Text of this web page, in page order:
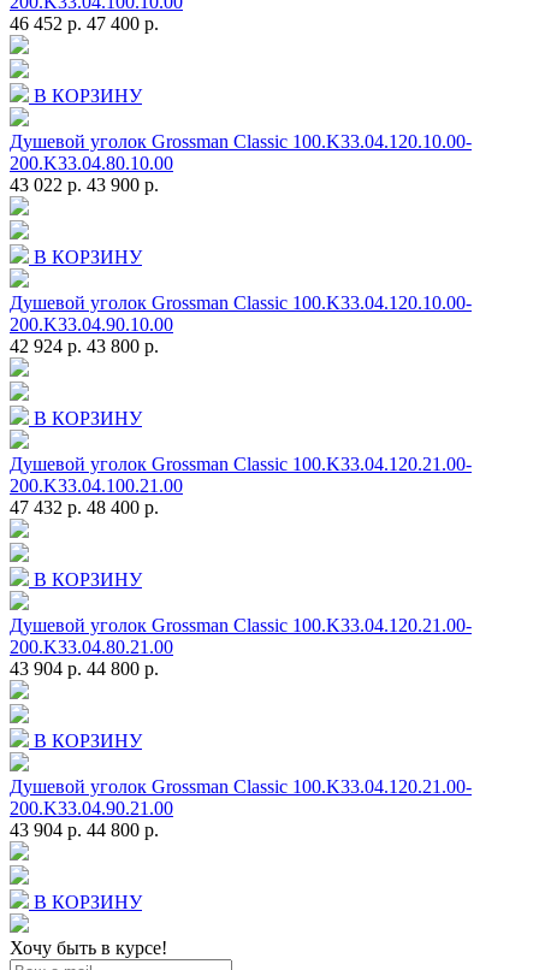
46 452 р. 47 400 р.
В КОРЗИНУ
Душевой уголок Grossman Classic 100.K33.04.120.10.00-
200.K33.04.80.10.00
43 022 р. 43 900 р.
В КОРЗИНУ
Душевой уголок Grossman Classic 100.K33.04.120.10.00-
200.K33.04.90.10.00
42 924 р. 43 800 р.
В КОРЗИНУ
Душевой уголок Grossman Classic 100.K33.04.120.21.00-
200.K33.04.100.21.00
47 432 р. 48 400 р.
В КОРЗИНУ
Душевой уголок Grossman Classic 100.K33.04.120.21.00-
200.K33.04.80.21.00
43 904 р. 44 800 р.
В КОРЗИНУ
Душевой уголок Grossman Classic 100.K33.04.120.21.00-
200.K33.04.90.21.00
43 904 р. 44 800 р.
В КОРЗИНУ
Хочу быть в курсе!